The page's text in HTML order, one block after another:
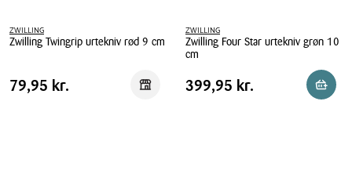
ZWILLING
Zwilling Twingrip urtekniv rød 9 cm
Twingrip
urtekniv
Pris
Pris 79,95 kr.
79,95 kr. Reservér i butik
ZWILLING
Zwilling Four Star urtekniv grøn 10
cm
Zwilling
Four
Pris
Pris 399,95 kr.
399,95 kr.